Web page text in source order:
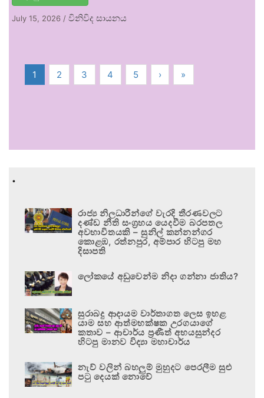
July 15, 2026 / විනිවිද සායනය
1 2 3 4 5 › »
.
රාජ්‍ය නිලධාරීන්ගේ වැරදි තීරණවලට
දණ්ඩ නීති සංග්‍රහය යෙදවීම බරපතල
අවභාවිතයකි – සුනිල් කන්නන්ගර
කොළඹ, රත්නපුර, අම්පාර හිටපු මහ
දිසාපති
ලෝකයේ අඩුවෙන්ම නිදා ගන්නා ජාතිය?
සුරාබදු ආදායම වාර්තාගත ලෙස ඉහළ
යාම සහ ආත්මභක්ෂක උරගයාගේ
කතාව – ආචාර්ය ප්‍රණීත් අභයසුන්දර
හිටපු මානව විද්‍යා මහාචාර්ය
නැව් වලින් බහලුම් මුහුදට පෙරලීම සුළු
පටු දෙයක් නොවේ